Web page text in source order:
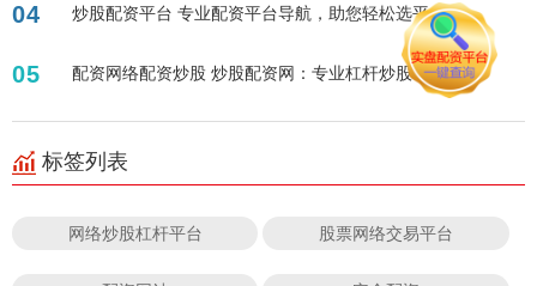
04 炒股配资平台 专业配资平台导航，助您轻松选平台！
05 配资网络配资炒股 炒股配资网：专业杠杆炒股平台
标签列表
网络炒股杠杆平台 股票网络交易平台